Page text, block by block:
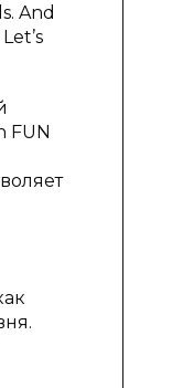
And
FUN